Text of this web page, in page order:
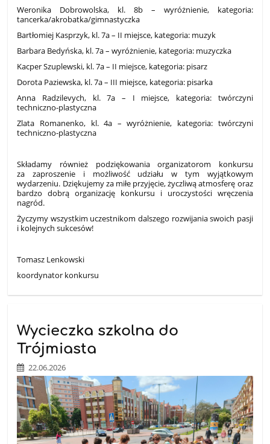
Weronika Dobrowolska, kl. 8b – wyróżnienie, kategoria:
tancerka/akrobatka/gimnastyczka
Bartłomiej Kasprzyk, kl. 7a – II miejsce, kategoria: muzyk
Barbara Bedyńska, kl. 7a – wyróżnienie, kategoria: muzyczka
Kacper Szuplewski, kl. 7a – II miejsce, kategoria: pisarz
Dorota Paziewska, kl. 7a – III miejsce, kategoria: pisarka
Anna Radzilevych, kl. 7a – I miejsce, kategoria: twórczyni
techniczno-plastyczna
Zlata Romanenko, kl. 4a – wyróżnienie, kategoria: twórczyni
techniczno-plastyczna
Składamy również podziękowania organizatorom konkursu
za zaproszenie i możliwość udziału w tym wyjątkowym
wydarzeniu. Dziękujemy za miłe przyjęcie, życzliwą atmosferę oraz
bardzo dobrą organizację konkursu i uroczystości wręczenia
nagród.
Życzymy wszystkim uczestnikom dalszego rozwijania swoich pasji
i kolejnych sukcesów!
Tomasz Lenkowski
koordynator konkursu
Wycieczka szkolna do
Trójmiasta
22.06.2026